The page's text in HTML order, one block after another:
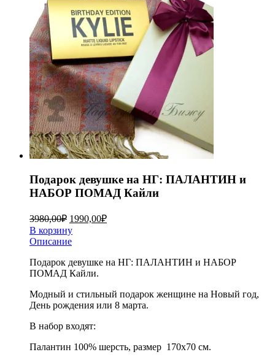
Подарок девушке на НГ: ПАЛАНТИН и
НАБОР ПОМАД Кайли
3980,00₽ 1990,00₽
В корзину
Описание
Подарок девушке на НГ: ПАЛАНТИН и НАБОР
ПОМАД Кайли.
Модный и стильный подарок женщине на Новый год,
День рождения или 8 марта.
В набор входят:
Палантин 100% шерсть, размер 170х70 см.